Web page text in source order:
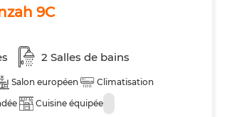
9C
2 Salles de bains
Salon européen
Climatisation
Cuisine équipée